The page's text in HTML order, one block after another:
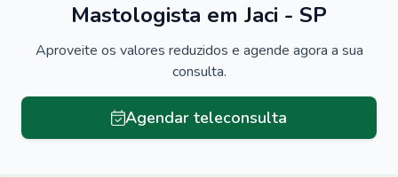
Mastologista em Jaci - SP
Aproveite os valores reduzidos e agende agora a sua
consulta.
Agendar teleconsulta